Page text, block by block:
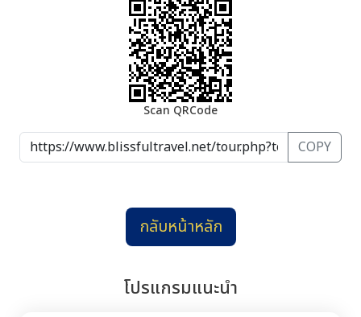
Scan QRCode
COPY
กลับหน้าหลัก
โปรแกรมแนะนำ